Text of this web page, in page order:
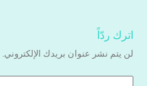
اترك ردّاً
لن يتم نشر عنوان بريدك الإلكتروني.